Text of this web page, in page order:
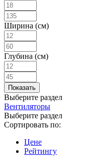
Ширина (см)
Глубина (см)
Выберите раздел
Вентиляторы
Выберите раздел
Сортировать по:
Цене
Рейтингу